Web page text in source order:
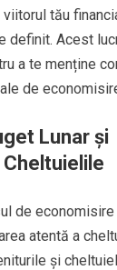
tău
definit. Acest
a te menține
de
Lunar și
de
atentă a
și